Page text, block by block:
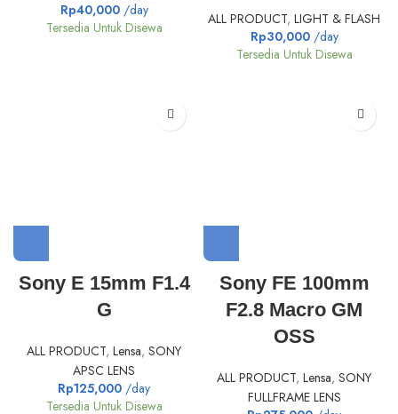
Rp40,000/day
Tersedia Untuk Disewa
ALL PRODUCT, LIGHT & FLASH
Rp30,000/day
Tersedia Untuk Disewa
Sony E 15mm F1.4
G
ALL PRODUCT, Lensa, SONY
APSC LENS
Rp125,000 /day
Tersedia Untuk Disewa
Sony FE 100mm
F2.8 Macro GM
OSS
ALL PRODUCT, Lensa, SONY
FULLFRAME LENS